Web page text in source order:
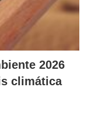
2026
climática